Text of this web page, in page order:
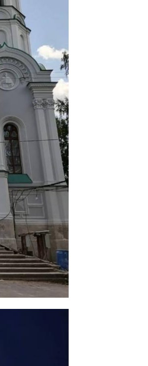
Гражданина
Узбекистана
задержали за
растление девочк
...
12 февраля 2024, 10:11